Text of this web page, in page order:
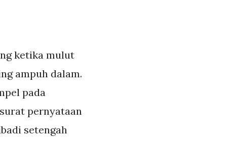
ketika mulut
ampuh dalam.
pada
pernyataan
setengah